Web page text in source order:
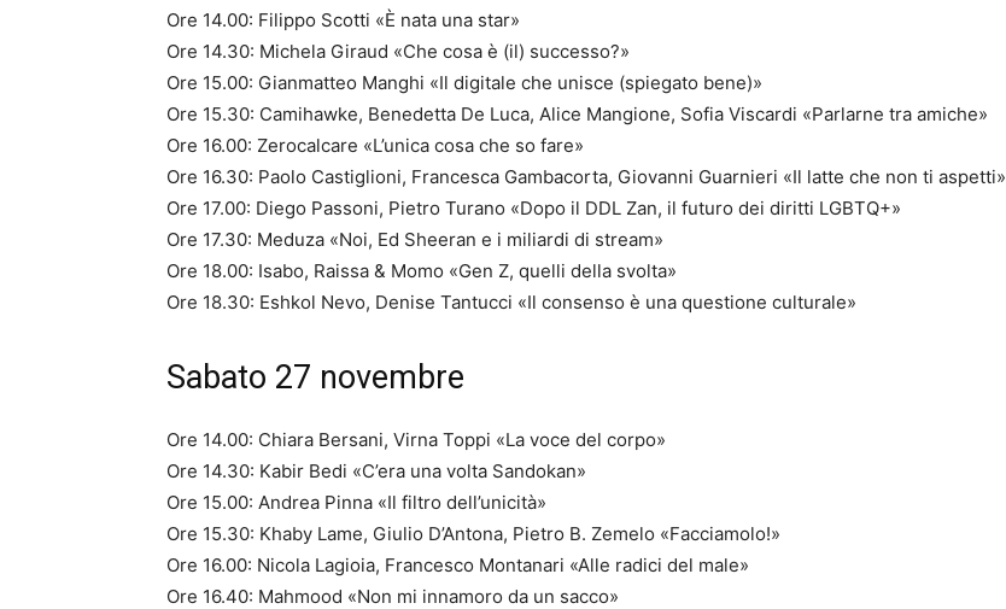
Ore 14.00: Filippo Scotti «È nata una star»
Ore 14.30: Michela Giraud «Che cosa è (il) successo?»
Ore 15.00: Gianmatteo Manghi «Il digitale che unisce (spiegato bene)»
Ore 15.30: Camihawke, Benedetta De Luca, Alice Mangione, Sofia Viscardi «Parlarne tra amiche»
Ore 16.00: Zerocalcare «L’unica cosa che so fare»
Ore 16.30: Paolo Castiglioni, Francesca Gambacorta, Giovanni Guarnieri «Il latte che non ti aspetti»
Ore 17.00: Diego Passoni, Pietro Turano «Dopo il DDL Zan, il futuro dei diritti LGBTQ+»
Ore 17.30: Meduza «Noi, Ed Sheeran e i miliardi di stream»
Ore 18.00: Isabo, Raissa & Momo «Gen Z, quelli della svolta»
Ore 18.30: Eshkol Nevo, Denise Tantucci «Il consenso è una questione culturale»
Sabato 27 novembre
Ore 14.00: Chiara Bersani, Virna Toppi «La voce del corpo»
Ore 14.30: Kabir Bedi «C’era una volta Sandokan»
Ore 15.00: Andrea Pinna «Il filtro dell’unicità»
Ore 15.30: Khaby Lame, Giulio D’Antona, Pietro B. Zemelo «Facciamolo!»
Ore 16.00: Nicola Lagioia, Francesco Montanari «Alle radici del male»
Ore 16.40: Mahmood «Non mi innamoro da un sacco»